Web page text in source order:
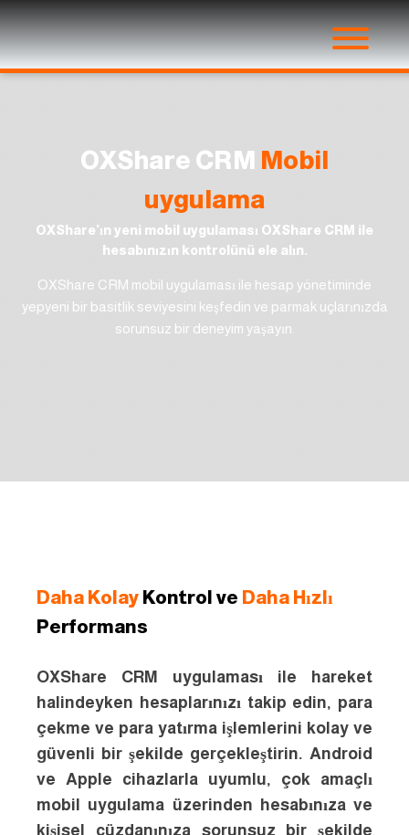
OXShare CRM Mobil
uygulama
OXShare'ın yeni mobil uygulaması OXShare CRM ile
hesabınızın kontrolünü ele alın.
OXShare CRM mobil uygulaması ile hesap yönetiminde
yepyeni bir basitlik seviyesini keşfedin ve parmak uçlarınızda
sorunsuz bir deneyim yaşayın.
Daha Kolay Kontrol ve Daha Hızlı
Performans
OXShare CRM uygulaması ile hareket
halindeyken hesaplarınızı takip edin, para
çekme ve para yatırma işlemlerini kolay ve
güvenli bir şekilde gerçekleştirin. Android
ve Apple cihazlarla uyumlu, çok amaçlı
mobil uygulama üzerinden hesabınıza ve
kişisel cüzdanınıza sorunsuz bir şekilde